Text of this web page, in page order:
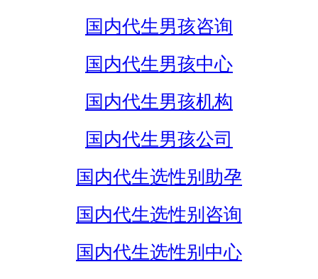
国内代生男孩咨询
国内代生男孩中心
国内代生男孩机构
国内代生男孩公司
国内代生选性别助孕
国内代生选性别咨询
国内代生选性别中心